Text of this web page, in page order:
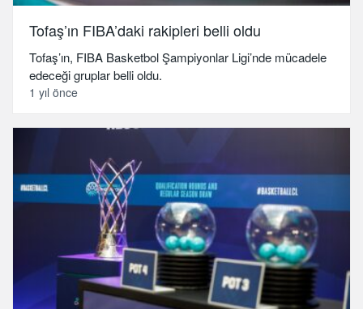
Tofaş’ın FIBA’daki rakipleri belli oldu
Tofaş’ın, FIBA Basketbol Şampiyonlar Ligi’nde mücadele
edeceği gruplar belli oldu.
1 yıl önce